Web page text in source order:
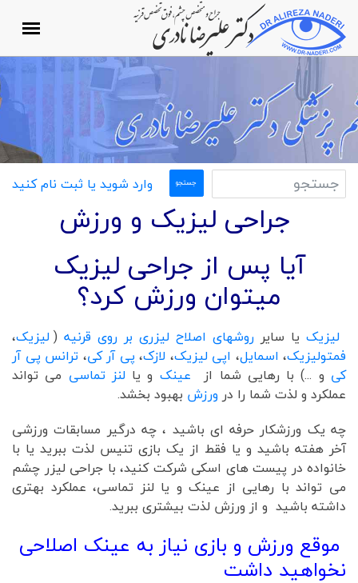
وارد شوید یا ثبت نام کنید
جراحی لیزیک و ورزش
آیا پس از جراحی لیزیک
میتوان ورزش کرد؟
لیزیک یا سایر روشهای اصلاح لیزری بر روی قرنیه (لیزیک،
فمتولیزیک، اسمایل، اپی لیزیک، لازک، پی آر کی، ترانس پی آر
کی و ...) با رهایی شما از عینک و یا لنز تماسی می تواند
عملکرد و لذت شما را در ورزش بهبود بخشد.
چه یک ورزشکار حرفه ای باشید ، چه درگیر مسابقات ورزشی
آخر هفته باشید و یا فقط از یک بازی تنیس لذت ببرید یا با
خانواده در پیست های اسکی شرکت کنید، با جراحی لیزر چشم
می تواند با رهایی از عینک و یا لنز تماسی، عملکرد بهتری
داشته باشید و از ورزش لذت بیشتری ببرید.
موقع ورزش و بازی نیاز به عینک اصلاحی
نخواهید داشت